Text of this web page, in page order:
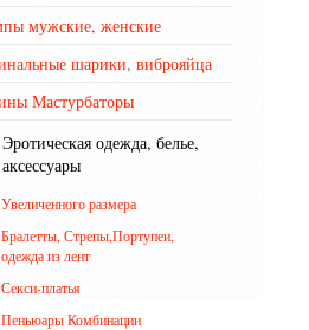
мужские, женские
шарики, виброяйца
Мастурбаторы
Эротическая одежда, белье,
аксессуары
Увеличенного размера
Бралетты, Стрепы,Портупеи,
одежда из лент
Секси-платья
Пеньюары Комбинации